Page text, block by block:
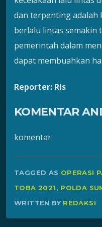
dan terpenting adalah
berlalu lintas semakin
pemerintah dalam
dapat membuahkan
Reporter: Rls
KOMENTAR
komentar
TAGGED AS OPERASI
TOBA 2021, POLDA
WRITTEN BY REDAKSI